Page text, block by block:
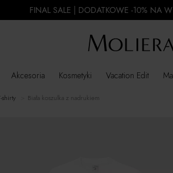
FINAL SALE | DODATKOWE -10% NA
Akcesoria Kosmetyki Vacation Edit
t-shirty Biała koszulka z nadrukiem